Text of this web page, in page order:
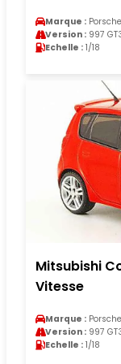
Marque : Porsche
Version : 997
Echelle : 1/18
Mitsubishi
Vitesse
Marque : Porsche
Version : 997
Echelle : 1/18